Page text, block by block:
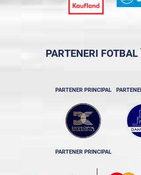
PARTENERI
PARTENER PRINCIPAL
PARTENER PRINCIPAL